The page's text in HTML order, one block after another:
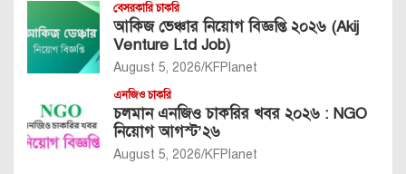
বেসরকারি চাকরি
আকিজ ভেঞ্চার নিয়োগ বিজ্ঞপ্তি ২০২৬ (Akij
Venture Ltd Job)
August 5, 2026 KFPlanet
এনজিও চাকরি
চলমান এনজিও চাকরির খবর ২০২৬ : NGO
নিয়োগ আগস্ট’২৬
August 5, 2026 KFPlanet